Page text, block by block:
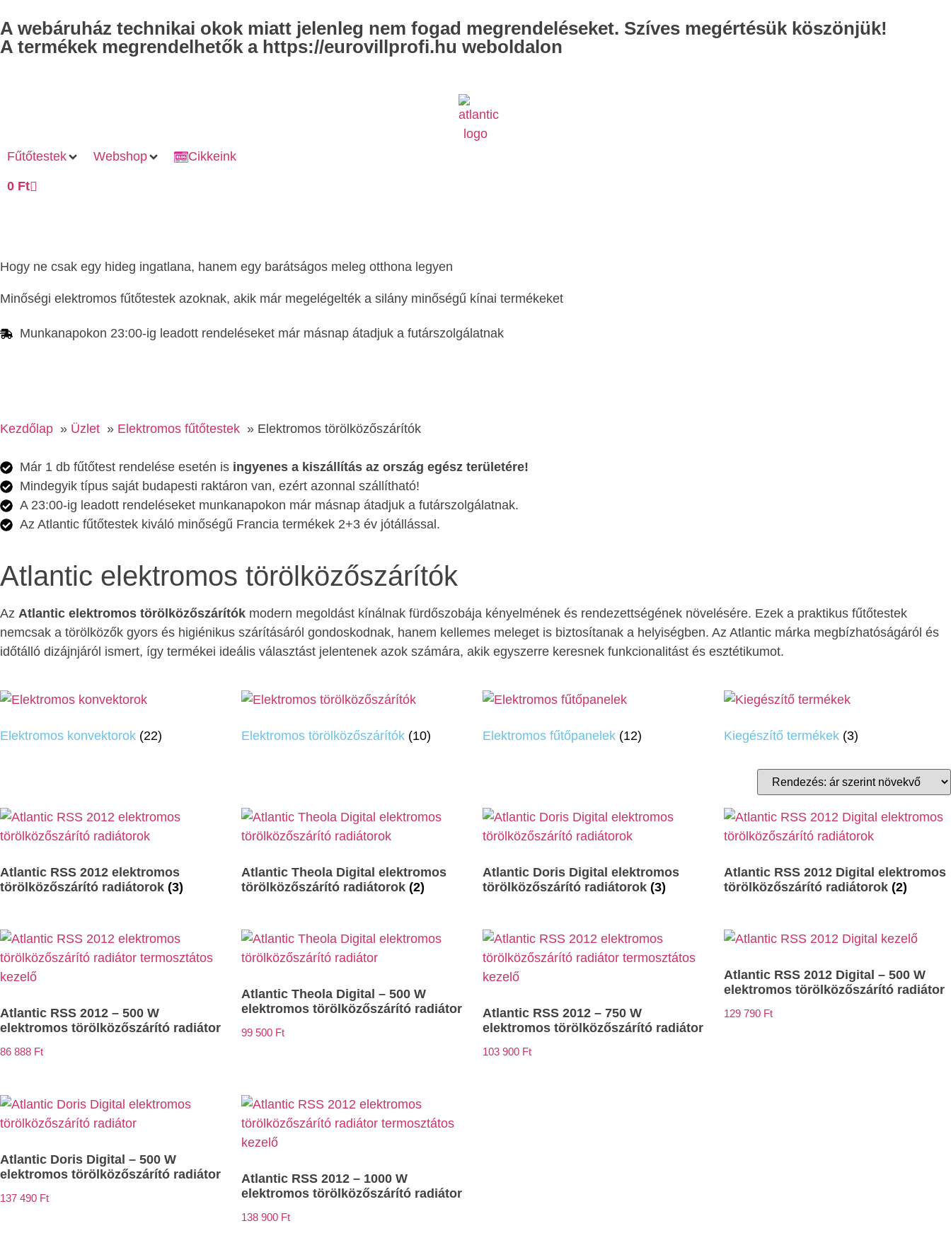
A webáruház technikai okok miatt jelenleg nem fogad megrendeléseket. Szíves megértésük köszönjük!
A termékek megrendelhetők a https://eurovillprofi.hu weboldalon
Fűtőtestek Webshop Cikkeink
0 Ft
Hogy ne csak egy hideg ingatlana, hanem egy barátságos meleg otthona legyen
Minőségi elektromos fűtőtestek azoknak, akik már megelégelték a silány minőségű kínai termékeket
Munkanapokon 23:00-ig leadott rendeléseket már másnap átadjuk a futárszolgálatnak
Kezdőlap Üzlet Elektromos fűtőtestek Elektromos törölközőszárítók
Már 1 db fűtőtest rendelése esetén is ingyenes a kiszállítás az ország egész területére!
Mindegyik típus saját budapesti raktáron van, ezért azonnal szállítható!
A 23:00-ig leadott rendeléseket munkanapokon már másnap átadjuk a futárszolgálatnak.
Az Atlantic fűtőtestek kiváló minőségű Francia termékek 2+3 év jótállással.
Atlantic elektromos törölközőszárítók
Az Atlantic elektromos törölközőszárítók modern megoldást kínálnak fürdőszobája kényelmének és rendezettségének növelésére. Ezek a praktikus fűtőtestek
nemcsak a törölközők gyors és higiénikus szárításáról gondoskodnak, hanem kellemes meleget is biztosítanak a helyiségben. Az Atlantic márka megbízhatóságáról és
időtálló dizájnjáról ismert, így termékei ideális választást jelentenek azok számára, akik egyszerre keresnek funkcionalitást és esztétikumot.
Elektromos konvektorok (22) Elektromos törölközőszárítók (10) Elektromos fűtőpanelek (12) Kiegészítő termékek (3)
Atlantic RSS 2012 elektromos
törölközőszárító radiátorok (3)
Atlantic Theola Digital elektromos
törölközőszárító radiátorok (2)
Atlantic Doris Digital elektromos
törölközőszárító radiátorok (3)
Atlantic RSS 2012 Digital elektromos
törölközőszárító radiátorok (2)
Atlantic RSS 2012 – 500 W
elektromos törölközőszárító radiátor
86 888 Ft
Atlantic Theola Digital – 500 W
elektromos törölközőszárító radiátor
99 500 Ft
Atlantic RSS 2012 – 750 W
elektromos törölközőszárító radiátor
103 900 Ft
Atlantic RSS 2012 Digital – 500 W
elektromos törölközőszárító radiátor
129 790 Ft
Atlantic Doris Digital – 500 W
elektromos törölközőszárító radiátor
137 490 Ft
Atlantic RSS 2012 – 1000 W
elektromos törölközőszárító radiátor
138 900 Ft